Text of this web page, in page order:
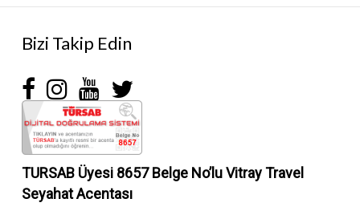
Bizi Takip Edin
TURSAB Üyesi 8657 Belge No’luVitray Travel
Seyahat Acentası